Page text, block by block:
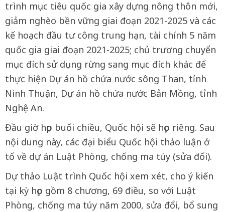
trình mục tiêu quốc gia xây dựng nông thôn mới,
giảm nghèo bền vững giai đoạn 2021-2025 và các
kế hoạch đầu tư công trung hạn, tài chính 5 năm
quốc gia giai đoạn 2021-2025; chủ trương chuyển
mục đích sử dụng rừng sang mục đích khác để
thực hiện Dự án hồ chứa nước sông Than, tỉnh
Ninh Thuận, Dự án hồ chứa nước Bản Mồng, tỉnh
Nghệ An.
Đầu giờ họp buổi chiều, Quốc hội sẽ họp riêng. Sau
nội dung này, các đại biểu Quốc hội thảo luận ở
tổ về dự án Luật Phòng, chống ma túy (sửa đổi).
Dự thảo Luật trình Quốc hội xem xét, cho ý kiến
tại kỳ họp gồm 8 chương, 69 điều, so với Luật
Phòng, chống ma túy năm 2000, sửa đổi, bổ sung